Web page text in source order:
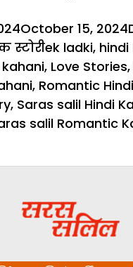
October 15, 2024
स्टोरीTags
ek ladki,
kahani, Love Stories,
, Romantic
, Saras salil Hindi
salil Romantic